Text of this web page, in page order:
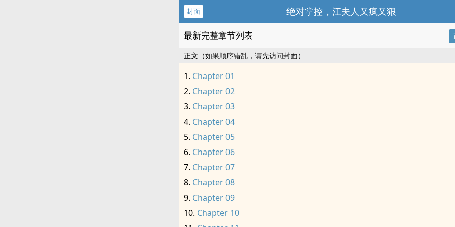
封面 绝对掌控，江夫人又疯又狠
最新完整章节列表
正文（如果顺序错乱，请先访问封面）
Chapter 01
Chapter 02
Chapter 03
Chapter 04
Chapter 05
Chapter 06
Chapter 07
Chapter 08
Chapter 09
Chapter 10